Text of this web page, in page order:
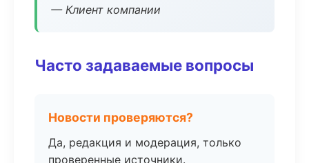
— Клиент компании
Часто задаваемые вопросы
Новости проверяются?
Да, редакция и модерация, только
проверенные источники.